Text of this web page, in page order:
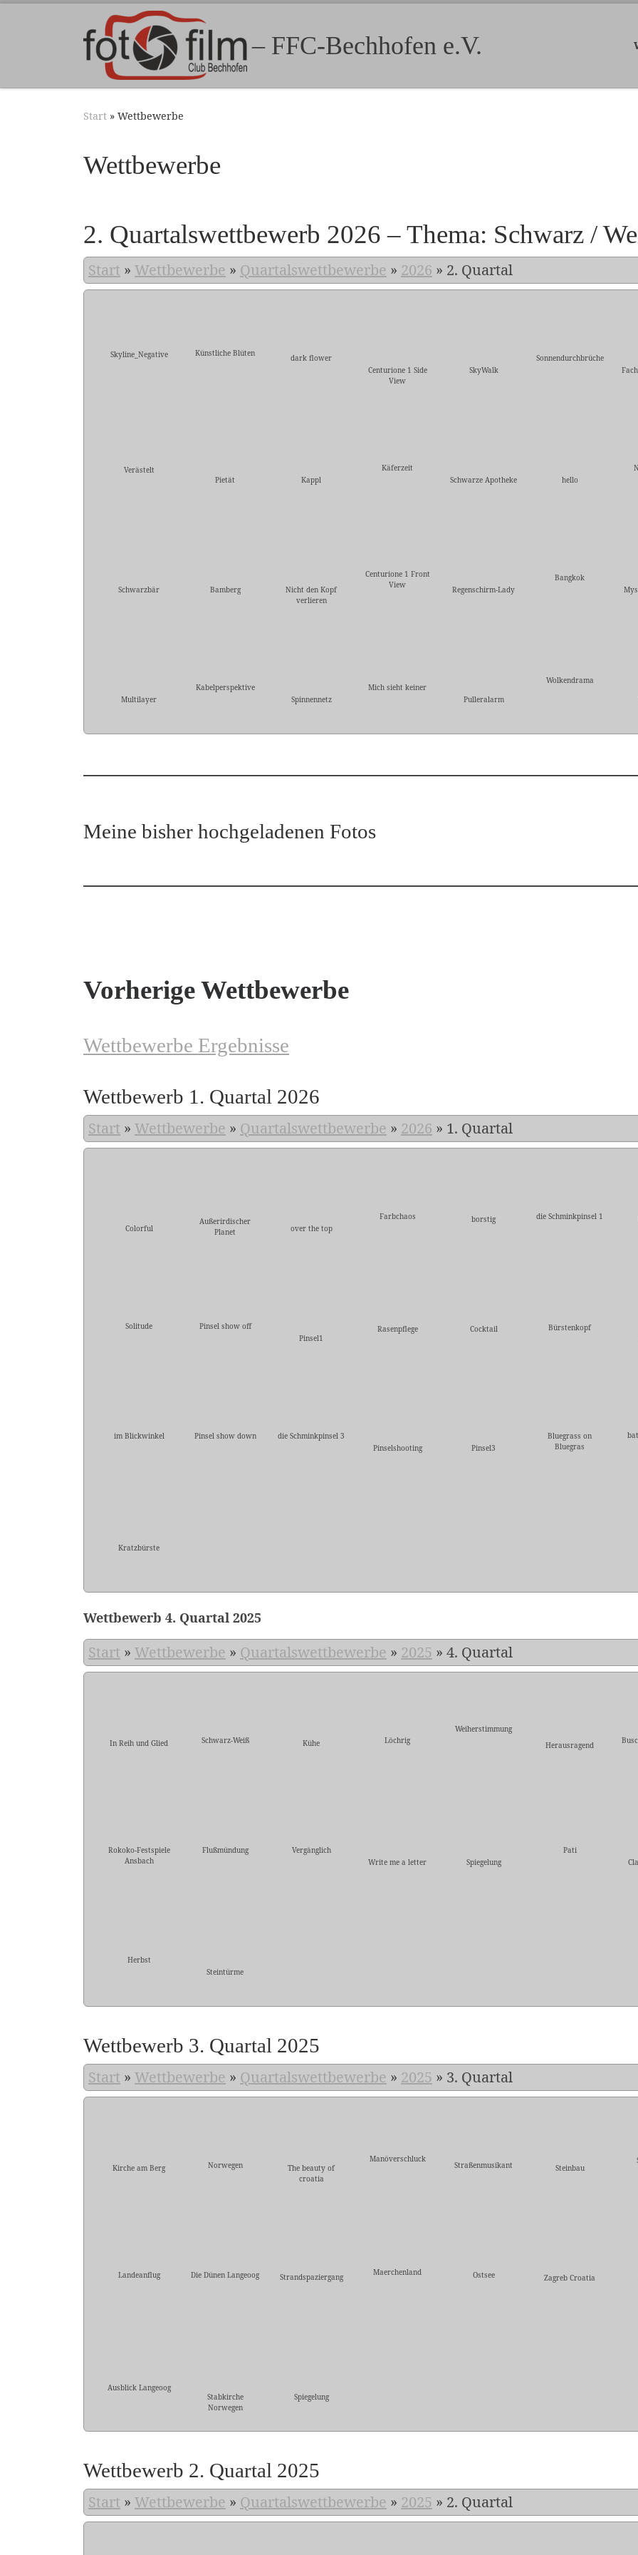
Zum Inhalt springen
– FFC-Bechhofen e.V.
Start » Wettbewerbe
Wettbewerbe
2. Quartalswettbewerb 2026 – Thema: Schwarz /
Start » Wettbewerbe » Quartalswettbewerbe » 2026 » 2. Quartal
Skyline_Negative Künstliche Blüten
dark flower
Centurione 1 Side
View
SkyWalk
Sonnendurchbrüche
Verästelt
Pietät
Kappl
Käferzeit
Schwarze Apotheke
hello
Schwarzbär Bamberg
Nicht den Kopf
verlieren
Centurione 1 Front
View
Regenschirm-Lady
Bangkok
Multilayer
Kabelperspektive
Spinnennetz
Mich sieht keiner
Pulleralarm
Wolkendrama
Meine bisher hochgeladenen Fotos
Vorherige Wettbewerbe
Wettbewerbe Ergebnisse
Wettbewerb 1. Quartal 2026
Start » Wettbewerbe » Quartalswettbewerbe » 2026 » 1. Quartal
Colorful
Außerirdischer
Planet
over the top
Farbchaos borstig die Schminkpinsel 1
Solitude
Pinsel show off
Pinsel1
Rasenpflege Cocktail
Bürstenkopf
im Blickwinkel Pinsel show down
die Schminkpinsel 3
Pinselshooting
Pinsel3
Bluegrass on
Bluegras
Kratzbürste
Wettbewerb 4. Quartal 2025
Start » Wettbewerbe » Quartalswettbewerbe » 2025 » 4. Quartal
In Reih und Glied Schwarz-Weiß Kühe Löchrig
Weiherstimmung
Herausragend
Rokoko-Festspiele
Ansbach
Flußmündung
Vergänglich
Write me a letter
Spiegelung
Pati
Herbst
Steintürme
Wettbewerb 3. Quartal 2025
Start » Wettbewerbe » Quartalswettbewerbe » 2025 » 3. Quartal
Kirche am Berg Norwegen
The beauty of
croatia
Manöverschluck
Straßenmusikant Steinbau
Landeanflug Die Dünen Langeoog Strandspaziergang Maerchenland Ostsee Zagreb Croatia
Ausblick Langeoog
Stabkirche
Norwegen
Spiegelung
Wettbewerb 2. Quartal 2025
Start » Wettbewerbe » Quartalswettbewerbe » 2025 » 2. Quartal